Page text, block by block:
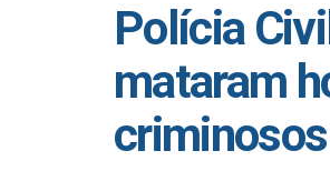
Polícia
mataram